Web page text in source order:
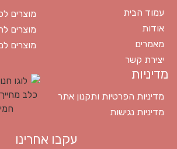
עמוד הבית
אודות
מאמרים
יצירת קשר
מוצרים
מוצרים
מוצרים
מדיניות
מדיניות הפרטיות ותקנון אתר
מדיניות נגישות
עקבו אחרינו